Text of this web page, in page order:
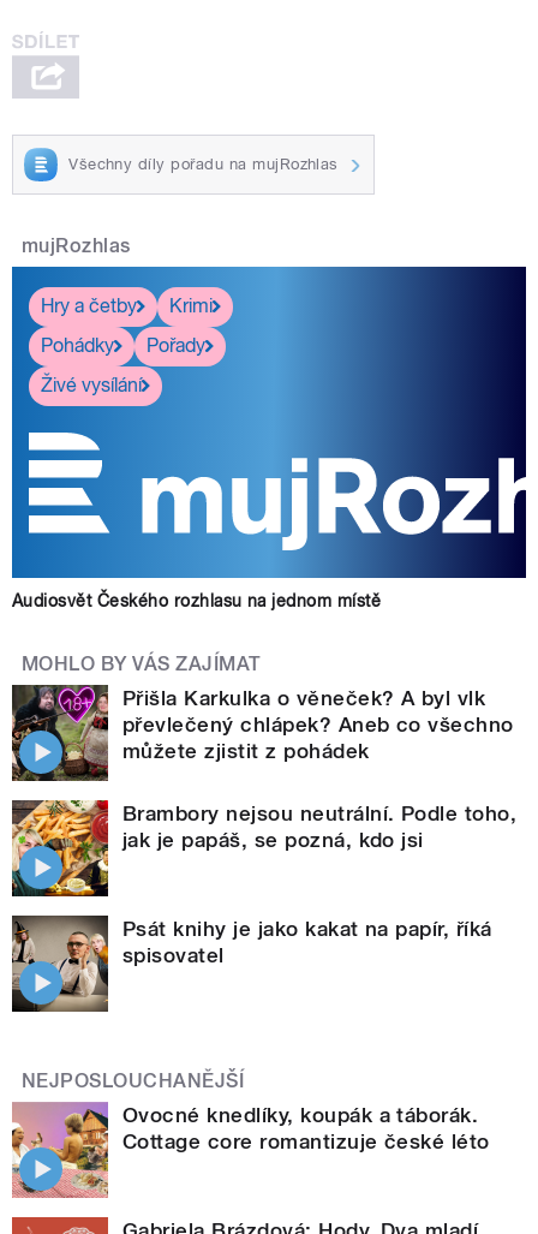
Všechny díly pořadu na mujRozhlas
mujRozhlas
Hry a četby
Krimi
Pohádky
Pořady
Živé vysílání
Audiosvět Českého rozhlasu na jednom místě
MOHLO BY VÁS ZAJÍMAT
Přišla Karkulka o věneček? A byl vlk
převlečený chlápek? Aneb co všechno
můžete zjistit z pohádek
Brambory nejsou neutrální. Podle toho,
jak je papáš, se pozná, kdo jsi
Psát knihy je jako kakat na papír, říká
spisovatel
NEJPOSLOUCHANĚJŠÍ
Ovocné knedlíky, koupák a táborák.
Cottage core romantizuje české léto